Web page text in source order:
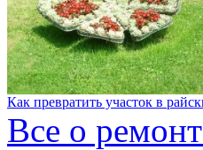
Как превратить участок в
Все о